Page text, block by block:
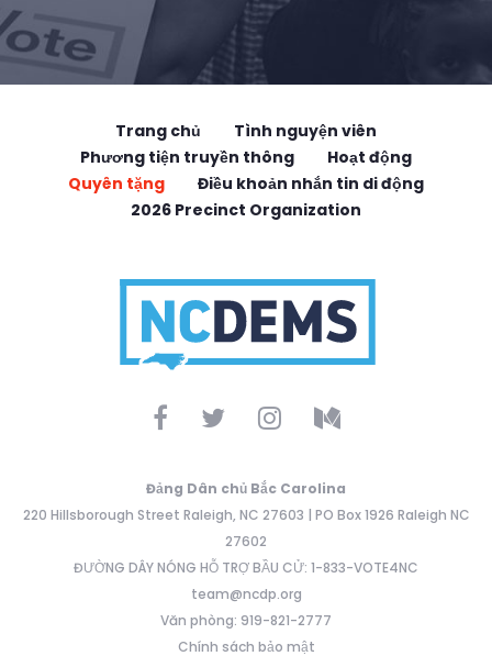
Trang chủ
Tình nguyện viên
Phương tiện truyền thông
Hoạt động
Quyên tặng
Điều khoản nhắn tin di động
2026 Precinct Organization
Đảng Dân chủ Bắc Carolina
220 Hillsborough Street Raleigh, NC 27603 | PO Box 1926 Raleigh NC
27602
ĐƯỜNG DÂY NÓNG HỖ TRỢ BẦU CỬ: 1-833-VOTE4NC
team@ncdp.org
Văn phòng: 919-821-2777
Chính sách bảo mật